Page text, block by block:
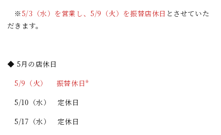
※ 5/3（水）を営業し、5/9（火）を振替店休日 とさせていた
だきます。
◆ 5月の店休日
5/9（火） 振替休日*
5/10（水） 定休日
5/17（水） 定休日